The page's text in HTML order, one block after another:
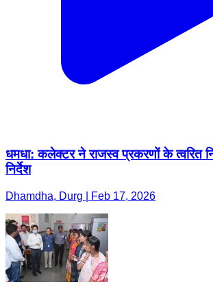
धमधा: कलेक्टर ने राजस्व प्रकरणों के त्वरित
निर्देश
Dhamdha, Durg | Feb 17, 2026